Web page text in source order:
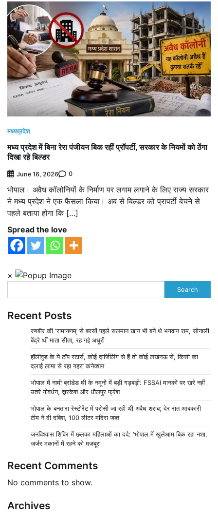
मध्यप्रदेश
मध्य प्रदेश में बिना रेरा पंजीयन बिक रहीं प्रॉपर्टी, सरकार के नियमों को ठेंगा
दिखा रहे बिल्डर
June 16, 2026 0
भोपाल। अवैध कॉलोनियों के निर्माण पर लगाम लगाने के लिए राज्य सरकार
ने मध्य प्रदेश ने एक फैसला किया। अब से बिल्डर को प्रापर्टी बेचने से
पहले बताया होगा कि […]
Spread the love
×
Search
Recent Posts
रणबीर की ‘रामायणम्’ से बरसों पहले सलमान खान भी बने थे भगवान राम, सोनाली
बेंद्रे थीं माता सीता, रह गई अधूरी
हॉलीवुड के ये टॉप स्टार्स, कोई दार्जिलिंग से हैं तो कोई लखनऊ से, किसी का
दलाई लामा से रहा गहरा कनेक्शन
भोपाल में नामी ब्रांडेड घी के नमूनों में बड़ी गड़बड़ी: FSSAI मानकों पर खरे नहीं
उतरे गोवर्धन, द्वारकेश और धौलपुर फ्रेश
भोपाल के बनतारा रेस्टोरेंट में परोसी जा रही थी अवैध शराब; देर रात आबकारी
टीम ने दी दबिश, 100 लीटर मदिरा जब्त
जनविश्वास शिविर में छलका महिलाओं का दर्द: ‘भोपाल में खुलेआम बिक रहा नशा,
जर्जर मकानों में रहने को मजबूर’
Recent Comments
No comments to show.
Archives